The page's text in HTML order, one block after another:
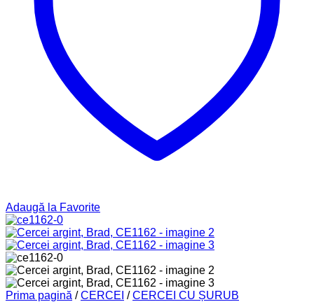
Adaugă la Favorite
Prima pagină / CERCEI / CERCEI CU ȘURUB